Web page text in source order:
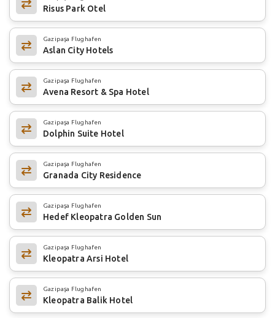
Risus Park Otel
Gazipaşa Flughafen
Aslan City Hotels
Gazipaşa Flughafen
Avena Resort & Spa Hotel
Gazipaşa Flughafen
Dolphin Suite Hotel
Gazipaşa Flughafen
Granada City Residence
Gazipaşa Flughafen
Hedef Kleopatra Golden Sun
Gazipaşa Flughafen
Kleopatra Arsi Hotel
Gazipaşa Flughafen
Kleopatra Balik Hotel